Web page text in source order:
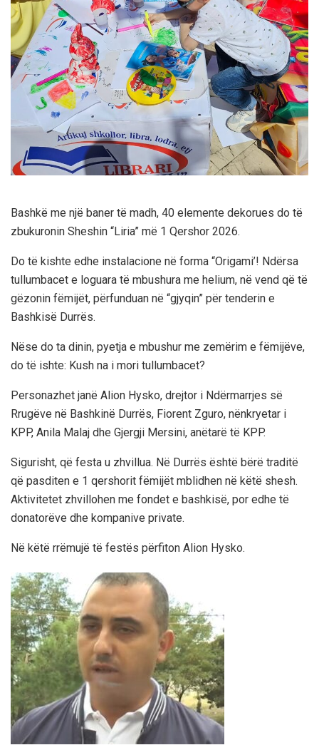
Bashkë me një baner të madh, 40 elemente dekorues do të
zbukuronin Sheshin “Liria” më 1 Qershor 2026.
Do të kishte edhe instalacione në forma “Origami’! Ndërsa
tullumbacet e loguara të mbushura me helium, në vend që të
gëzonin fëmijët, përfunduan në “gjyqin” për tenderin e
Bashkisë Durrës.
Nëse do ta dinin, pyetja e mbushur me zemërim e fëmijëve,
do të ishte: Kush na i mori tullumbacet?
Personazhet janë Alion Hysko, drejtor i Ndërmarrjes së
Rrugëve në Bashkinë Durrës, Fiorent Zguro, nënkryetar i
KPP, Anila Malaj dhe Gjergji Mersini, anëtarë të KPP.
Sigurisht, që festa u zhvillua. Në Durrës është bërë traditë
që pasditen e 1 qershorit fëmijët mblidhen në këtë shesh.
Aktivitetet zhvillohen me fondet e bashkisë, por edhe të
donatorëve dhe kompanive private.
Në këtë rrëmujë të festës përfiton Alion Hysko.